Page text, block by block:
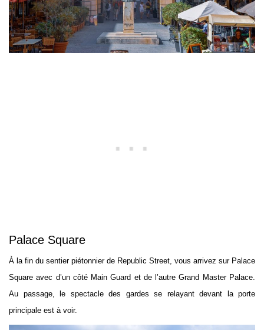
Palace Square
À la fin du sentier piétonnier de Republic Street, vous arrivez sur Palace
Square avec d’un côté Main Guard et de l’autre Grand Master Palace.
Au passage, le spectacle des gardes se relayant devant la porte
principale est à voir.